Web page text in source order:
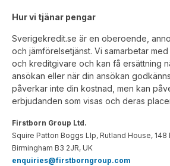
Hur vi tjänar pengar
Sverigekredit.se är en oberoende,
och jämförelsetjänst. Vi samarbetar
och kreditgivare och kan få ersättning
ansökan eller när din ansökan
påverkar inte din kostnad, men kan
erbjudanden som visas och deras
Firstborn Group Ltd.
Squire Patton Boggs Llp, Rutland House, 148
Birmingham B3 2JR, UK
enquiries@firstborngroup.com